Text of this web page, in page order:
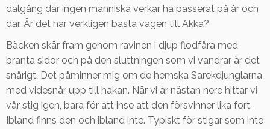
dalgång där ingen människa verkar ha passerat på år och
dar. Är det här verkligen bästa vägen till Akka?
Bäcken skär fram genom ravinen i djup flodfåra med
branta sidor och på den sluttningen som vi vandrar är det
snårigt. Det påminner mig om de hemska Sarekdjunglarna
med videsnår upp till hakan. När vi är nästan nere hittar vi
vår stig igen, bara för att inse att den försvinner lika fort.
Ibland finns den och ibland inte. Typiskt för stigar som inte